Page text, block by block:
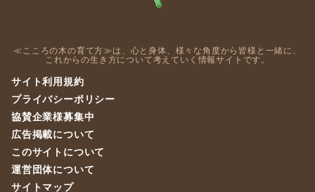
≪こころの木の育て方≫は、心と身体、様々な角度から皆様と一緒に、
これからの生き方について考えていく情報サイトです。
サイト利用規約
プライバシーポリシー
協賛企業様募集中
広告掲載について
このサイトについて
運営団体について
サイトマップ